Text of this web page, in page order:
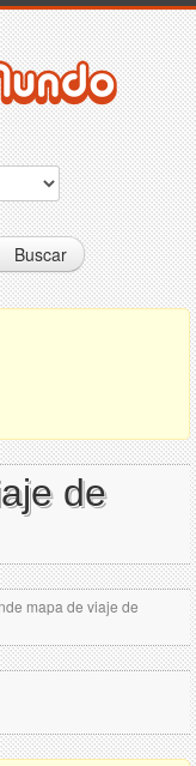
Buscar
de
mapa de viaje de